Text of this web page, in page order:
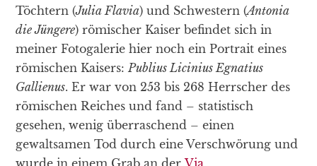
Töchtern (Julia Flavia) und Schwestern (Antonia
die Jüngere) römischer Kaiser befindet sich in
meiner Fotogalerie hier noch ein Portrait eines
römischen Kaisers:Publius Licinius Egnatius
Gallienus. Er war von 253 bis 268 Herrscher des
römischen Reiches und fand – statistisch
gesehen, wenig überraschend – einen
gewaltsamen Tod durch eine Verschwörung und